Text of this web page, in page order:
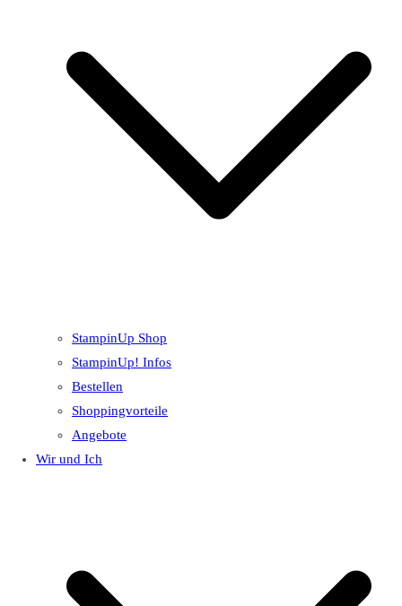
StampinUp Shop
StampinUp! Infos
Bestellen
Shoppingvorteile
Angebote
Wir und Ich